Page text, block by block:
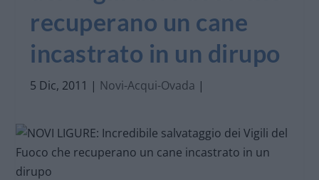
recuperano un cane
incastrato in un dirupo
5 Dic, 2011 | Novi-Acqui-Ovada |